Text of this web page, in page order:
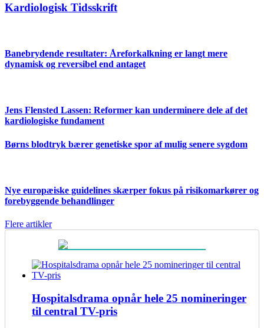
Kardiologisk Tidsskrift
Banebrydende resultater: Åreforkalkning er langt mere
dynamisk og reversibel end antaget
Jens Flensted Lassen: Reformer kan underminere dele af det
kardiologiske fundament
Børns blodtryk bærer genetiske spor af mulig senere sygdom
Nye europæiske guidelines skærper fokus på risikomarkører og
forebyggende behandlinger
Flere artikler
Hospitalsdrama opnår hele 25 nomineringer
til central TV-pris